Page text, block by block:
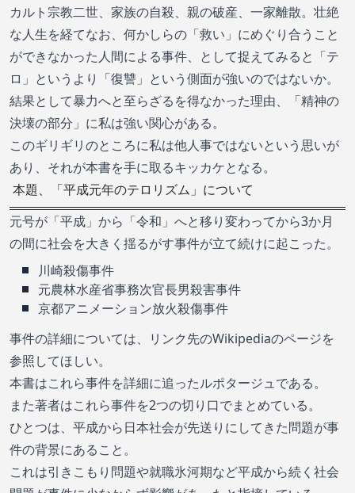
カルト宗教二世、家族の自殺、親の破産、一家離散。壮絶
な人生を経てなお、何かしらの「救い」にめぐり合うこと
ができなかった人間による事件、として捉えてみると「テ
ロ」というより「復讐」という側面が強いのではないか。
結果として暴力へと至らざるを得なかった理由、「精神の
決壊の部分」に私は強い関心がある。
このギリギリのところに私は他人事ではないという思いが
あり、それが本書を手に取るキッカケとなる。
本題、「平成元年のテロリズム」について
元号が「平成」から「令和」へと移り変わってから3か月
の間に社会を大きく揺るがす事件が立て続けに起こった。
川崎殺傷事件
元農林水産省事務次官長男殺害事件
京都アニメーション放火殺傷事件
事件の詳細については、リンク先のWikipediaのページを
参照してほしい。
本書はこれら事件を詳細に追ったルポタージュである。
また著者はこれら事件を2つの切り口でまとめている。
ひとつは、平成から日本社会が先送りにしてきた問題が事
件の背景にあること。
これは引きこもり問題や就職氷河期など平成から続く社会